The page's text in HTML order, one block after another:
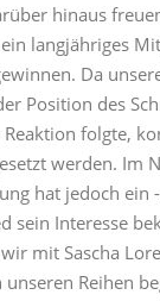
hinaus
langjähriges
Da
Position des
folgte,
werden. Im
hat jedoch ein
sein Interesse
mit Sascha
Reihen